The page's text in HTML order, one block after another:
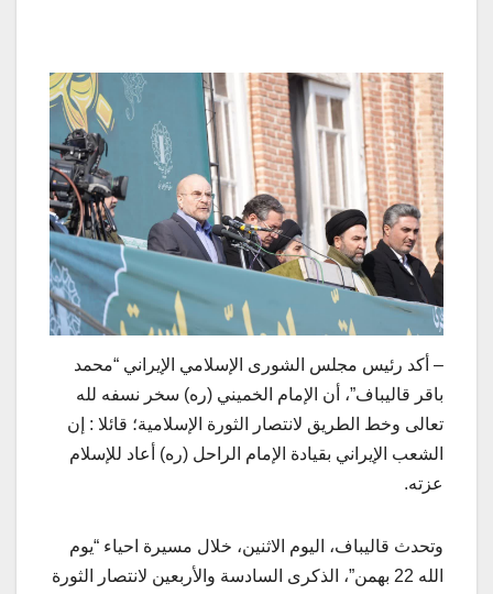
– أكد رئيس مجلس الشورى الإسلامي الإيراني “محمد
باقر قاليباف”، أن الإمام الخميني (ره) سخر نسفه لله
تعالى وخط الطريق لانتصار الثورة الإسلامية؛ قائلا : إن
الشعب الإيراني بقيادة الإمام الراحل (ره) أعاد للإسلام
عزته.
وتحدث قاليباف، اليوم الاثنين، خلال مسيرة احياء “يوم
الله 22 بهمن”، الذكرى السادسة والأربعين لانتصار الثورة